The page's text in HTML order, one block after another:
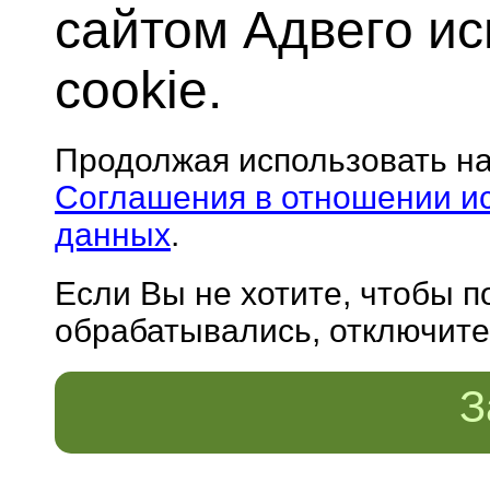
сайтом Адвего
cookie.
Продолжая использовать
Соглашения в отношении
данных.
Если Вы не хотите, чтобы
обрабатывались,